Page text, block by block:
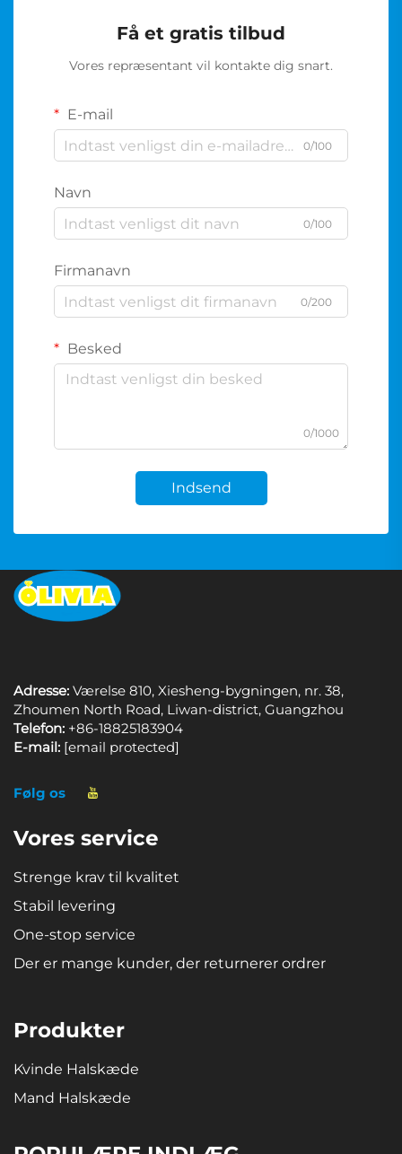
Få et gratis tilbud
Vores repræsentant vil kontakte dig snart.
E-mail
0/100
Navn
0/100
Firmanavn
0/200
Besked
0/1000
Indsend
Adresse: Værelse 810, Xiesheng-bygningen, nr. 38,
Zhoumen North Road, Liwan-district, Guangzhou
Telefon: +86-18825183904
E-mail: [email protected]
Følg os
Vores service
Strenge krav til kvalitet
Stabil levering
One-stop service
Der er mange kunder, der returnerer ordrer
Produkter
Kvinde Halskæde
Mand Halskæde